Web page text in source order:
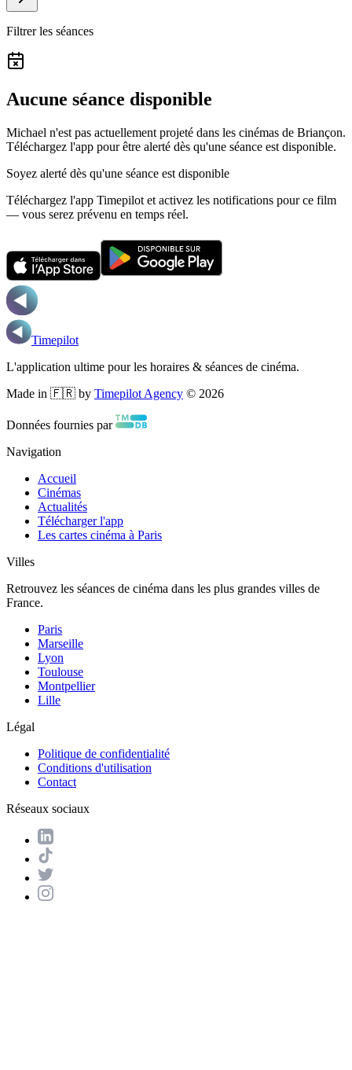
Filtrer les séances
Aucune séance disponible
Michael n'est pas actuellement projeté dans les cinémas de Briançon.
Téléchargez l'app pour être alerté dès qu'une séance est disponible.
Soyez alerté dès qu'une séance est disponible
Téléchargez l'app Timepilot et activez les notifications pour ce film
— vous serez prévenu en temps réel.
Timepilot
L'application ultime pour les horaires & séances de cinéma.
Made in 🇫🇷 by Timepilot Agency © 2026
Données fournies par
Navigation
Accueil
Cinémas
Actualités
Télécharger l'app
Les cartes cinéma à Paris
Villes
Retrouvez les séances de cinéma dans les plus grandes villes de
France.
Paris
Marseille
Lyon
Toulouse
Montpellier
Lille
Légal
Politique de confidentialité
Conditions d'utilisation
Contact
Réseaux sociaux